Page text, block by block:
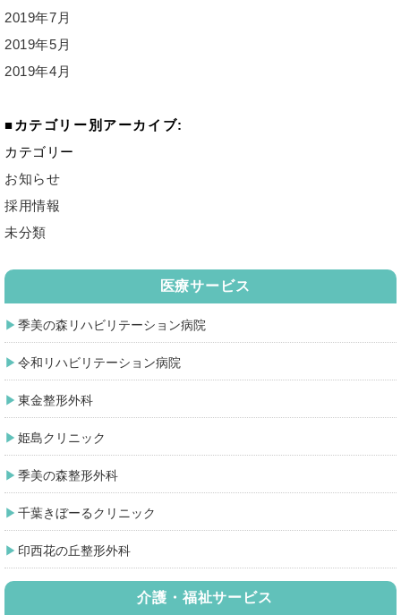
2019年7月
2019年5月
2019年4月
カテゴリー別アーカイブ:
カテゴリー
お知らせ
採用情報
未分類
医療サービス
季美の森リハビリテーション病院
令和リハビリテーション病院
東金整形外科
姫島クリニック
季美の森整形外科
千葉きぼーるクリニック
印西花の丘整形外科
介護・福祉サービス